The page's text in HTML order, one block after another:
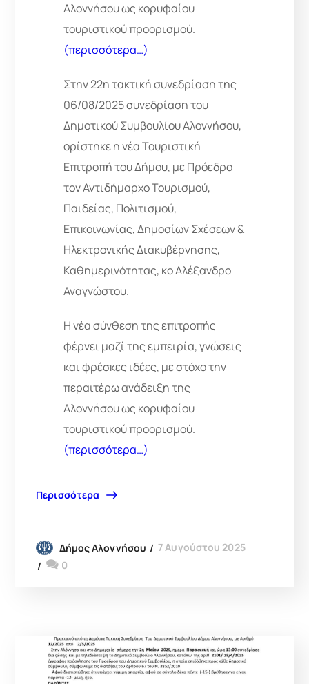
Αλοννήσου ως κορυφαίου
τουριστικού προορισμού.
(περισσότερα…)
Στην 22η τακτική συνεδρίαση της
06/08/2025 συνεδρίαση του
Δημοτικού Συμβουλίου Αλοννήσου,
ορίστηκε η νέα Τουριστική
Επιτροπή του Δήμου, με Πρόεδρο
τον Αντιδήμαρχο Τουρισμού,
Παιδείας, Πολιτισμού,
Επικοινωνίας, Δημοσίων Σχέσεων &
Ηλεκτρονικής Διακυβέρνησης,
Καθημερινότητας, κο Αλέξανδρο
Αναγνώστου.
Η νέα σύνθεση της επιτροπής
φέρνει μαζί της εμπειρία, γνώσεις
και φρέσκες ιδέες, με στόχο την
περαιτέρω ανάδειξη της
Αλοννήσου ως κορυφαίου
τουριστικού προορισμού.
(περισσότερα…)
Περισσότερα
Δήμος Αλοννήσου
7 Αυγούστου 2025
0